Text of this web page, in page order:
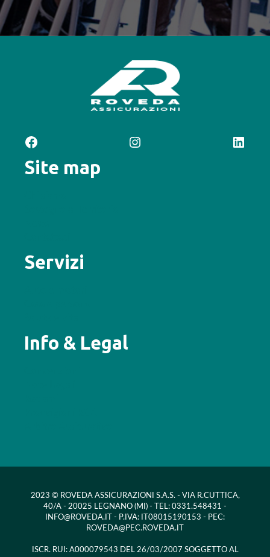
Facebook Instagram LinkedIn
Site map
Servizi
Info & Legal
2023 © ROVEDA ASSICURAZIONI S.A.S. - VIA R.CUTTICA,
40/A - 20025 LEGNANO (MI) - TEL: 0331.548431 -
INFO@ROVEDA.IT - P.IVA: IT08015190153 - PEC:
ROVEDA@PEC.ROVEDA.IT
ISCR. RUI: A000079543 DEL 26/03/2007 SOGGETTO AL